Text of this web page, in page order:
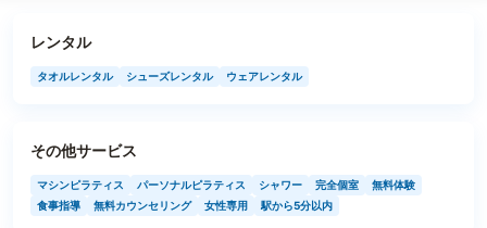
レンタル
タオルレンタル シューズレンタル ウェアレンタル
その他サービス
マシンピラティス パーソナルピラティス シャワー 完全個室
無料体験
食事指導
無料カウンセリング 女性専用 駅から5分以内